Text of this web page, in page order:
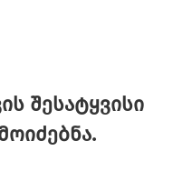
შესატყვისი